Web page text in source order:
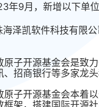
年9月，新增以下单
海泽凯软件科技有限
原子开源基金会是致
、招商银行等多家龙头
原子开源基金会本着
框架，搭建国际开源